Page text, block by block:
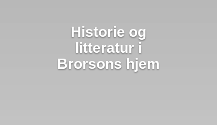
Historie og
litteratur i
Brorsons hjem